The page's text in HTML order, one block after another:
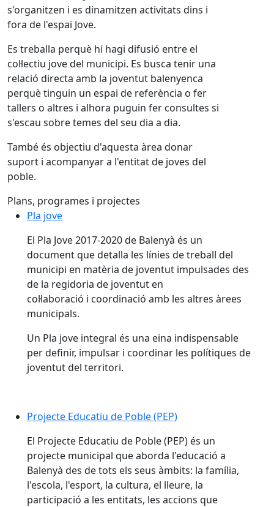
s'organitzen i es dinamitzen activitats dins i
fora de l'espai Jove.
Es treballa perquè hi hagi difusió entre el
col·lectiu jove del municipi. Es busca tenir una
relació directa amb la joventut balenyenca
perquè tinguin un espai de referència o fer
tallers o altres i alhora puguin fer consultes si
s'escau sobre temes del seu dia a dia.
També és objectiu d'aquesta àrea donar
suport i acompanyar a l'entitat de joves del
poble.
Plans, programes i projectes
Pla jove
El Pla Jove 2017-2020 de Balenyà és un
document que detalla les línies de treball del
municipi en matèria de joventut impulsades des
de la regidoria de joventut en
col·laboració i coordinació amb les altres àrees
municipals.
Un Pla jove integral és una eina indispensable
per definir, impulsar i coordinar les polítiques de
joventut del territori.
Projecte Educatiu de Poble (PEP)
Projecte Educatiu de Poble (PEP)
El Projecte Educatiu de Poble (PEP) és un
projecte municipal que aborda l'educació a
Balenyà des de tots els seus àmbits: la família,
l'escola, l'esport, la cultura, el lleure, la
participació a les entitats, les accions que